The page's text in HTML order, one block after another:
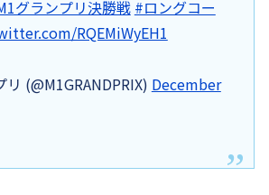
グランプリ決勝戦 #ロングコー
RQEMiWyEH1
(@M1GRANDPRIX) December